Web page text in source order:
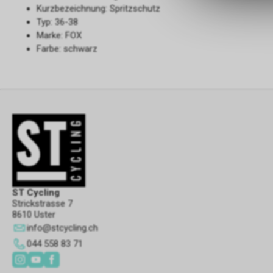
Kurzbezeichnung: Spritzschutz
Typ: 36-38
Marke: FOX
Farbe: schwarz
ST Cycling
Strickstrasse 7
8610 Uster
info@stcycling.ch
044 558 83 71